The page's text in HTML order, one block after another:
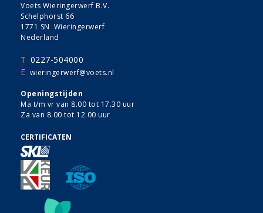
Voets Wieringerwerf B.V.
Schelphorst 66
1771 SN Wieringerwerf
Nederland
T 0227-504000
E wieringerwerf@voets.nl
Openingstijden
Ma t/m vr van 8.00 tot 17.30 uur
Za van 8.00 tot 12.00 uur
CERTIFICATEN